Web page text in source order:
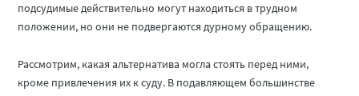
подсудимые действительно могут находиться в трудном
положении, но они не подвергаются дурному обращению.
Рассмотрим, какая альтернатива могла стоять перед ними,
кроме привлечения их к суду. В подавляющем большинстве